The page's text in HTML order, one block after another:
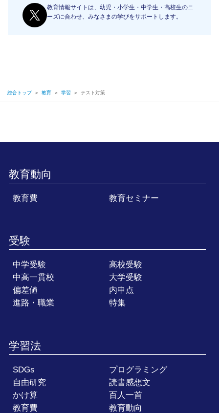
教育情報サイトは、幼児・小学生・中学生・高校生のニ
ーズに合わせ、みなさまの学びをサポートします。
総合トップ ＞ 教育 ＞ 学習 ＞ テスト対策
教育動向
教育費 教育セミナー
受験
中学受験
高校受験
中高一貫校
大学受験
偏差値
内申点
進路・職業
特集
学習法
SDGs
プログラミング
自由研究
読書感想文
かけ算
百人一首
教育費
教育動向